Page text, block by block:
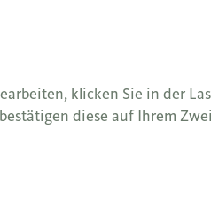
klicken Sie in der
diese auf Ihrem